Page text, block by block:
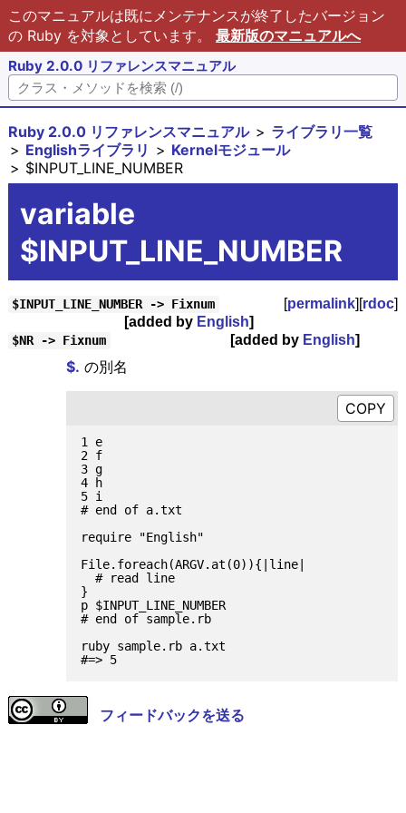
このマニュアルは既にメンテナンスが終了したバージョン
の Ruby を対象としています。 最新版のマニュアルへ
Ruby 2.0.0 リファレンスマニュアル
Ruby 2.0.0 リファレンスマニュアル
ライブラリ一覧
Englishライブラリ
Kernelモジュール
$INPUT_LINE_NUMBER
variable
$INPUT_LINE_NUMBER
$INPUT_LINE_NUMBER -> Fixnum [permalink][rdoc]
[added by English]
$NR -> Fixnum [added by English]
$. の別名
1 e
2 f
3 g
4 h
5 i
# end of a.txt
require "English"
File.foreach(ARGV.at(0)){|line|
  # read line
}
p $INPUT_LINE_NUMBER
# end of sample.rb
ruby sample.rb a.txt
#=> 5
フィードバックを送る